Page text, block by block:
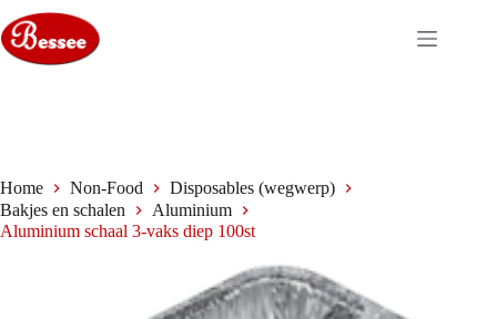
naar
de
inhoud
Home Non-Food
Disposables (wegwerp)
Bakjes en schalen
Aluminium
Aluminium schaal 3-vaks diep 100st